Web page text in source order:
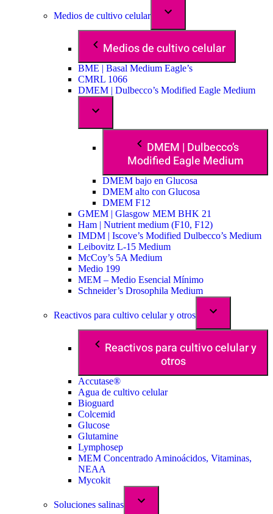
Medios de cultivo celular
Medios de cultivo celular
BME | Basal Medium Eagle’s
CMRL 1066
DMEM | Dulbecco’s Modified Eagle Medium
DMEM | Dulbecco’s
Modified Eagle Medium
DMEM bajo en Glucosa
DMEM alto con Glucosa
DMEM F12
GMEM | Glasgow MEM BHK 21
Ham | Nutrient medium (F10, F12)
IMDM | Iscove’s Modified Dulbecco’s Medium
Leibovitz L-15 Medium
McCoy’s 5A Medium
Medio 199
MEM – Medio Esencial Mínimo
Schneider’s Drosophila Medium
Reactivos para cultivo celular y otros
Reactivos para cultivo celular y
otros
Accutase®
Agua de cultivo celular
Bioguard
Colcemid
Glucose
Glutamine
Lymphosep
MEM Concentrado Aminoácidos, Vitaminas,
NEAA
Mycokit
Soluciones salinas